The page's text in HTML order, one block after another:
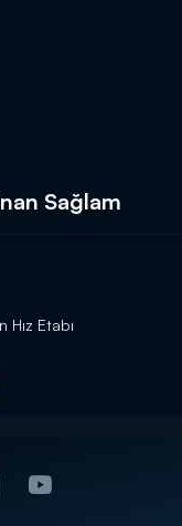
Sağlam
Hız Etabı